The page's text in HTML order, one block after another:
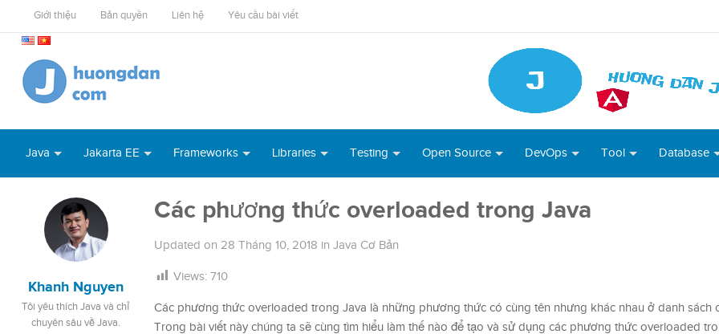
Giới thiệu Bản quyền Liên hệ Yêu cầu bài viết
Java Jakarta EE Frameworks Libraries Testing Open Source DevOps Tool Database
Khanh Nguyen
Tôi yêu thích Java và chỉ
chuyên sâu về Java.
Các phương thức overloaded trong Java
Updated on 28 Tháng 10, 2018 in Java Cơ Bản
Views: 710
Các phương thức overloaded trong Java là những phương thức có cùng tên nhưng khác nhau ở danh sách
Trong bài viết này chúng ta sẽ cùng tìm hiểu làm thế nào để tạo và sử dụng các phương thức overloaded